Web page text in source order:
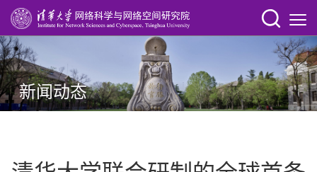
新闻动态